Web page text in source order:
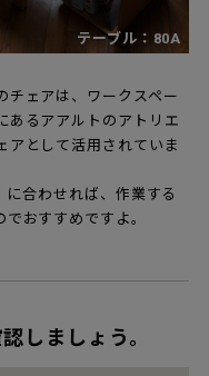
テーブル：80A
チェアは、ワークスペー
あるアアルトのアトリエ
アとして活用されていま
合わせれば、作業する
おすすめですよ。
しましょう。